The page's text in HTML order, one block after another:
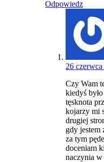
Odpowiedz
26
Czy Wam
kiedyś
tęsknota
kojarzy mi
drugiej
gdy jestem
za tym
doceniam
naczynia